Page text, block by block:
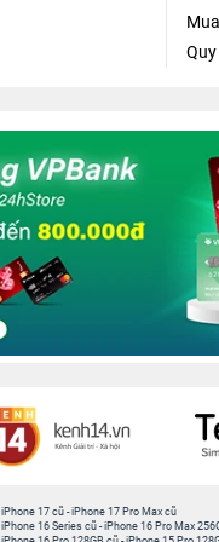
iPhone 17 cũ -iPhone 17 Pro Max cũ
iPhone 16 Series cũ - iPhone 16 Pro Max